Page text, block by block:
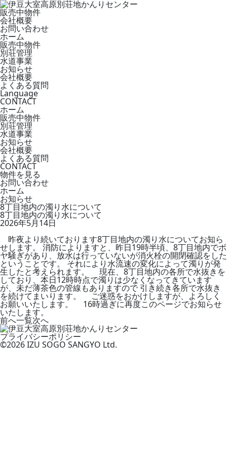
販売中物件
会社概要
お問い合わせ
ホーム
販売中物件
別荘管理
水道事業
お知らせ
会社概要
よくある質問
Language
CONTACT
ホーム
販売中物件
別荘管理
水道事業
お知らせ
会社概要
よくある質問
CONTACT
物件を見る
お問い合わせ
ホーム
お知らせ
8丁目地内の濁り水について
8丁目地内の濁り水について
2026年5月14日
昨夜より続いております8丁目地内の濁り水についてお知ら
せします。 消防によりますと、昨日19時半頃、8丁目地内でボ
ヤ騒ぎがあり、放水は行っていないが消火栓の開閉確認をした
ということです。 それにより水流速の変化によって濁りが発
生したと考えられます。 現在、8丁目地内の各所で水抜きを
しており、本日12時時点で濁りは少なくなってきています
が、未だ薄茶色の管線もありますので 引き続き各所で水抜き
を続けてまいります。 ご迷惑をおかけしますが、よろしく
お願いいたします。 16時過ぎに再度このページでお知らせ
いたします。
前へ一覧次へ
プライバシーポリシー
©2026 IZU SOGO SANGYO Ltd.